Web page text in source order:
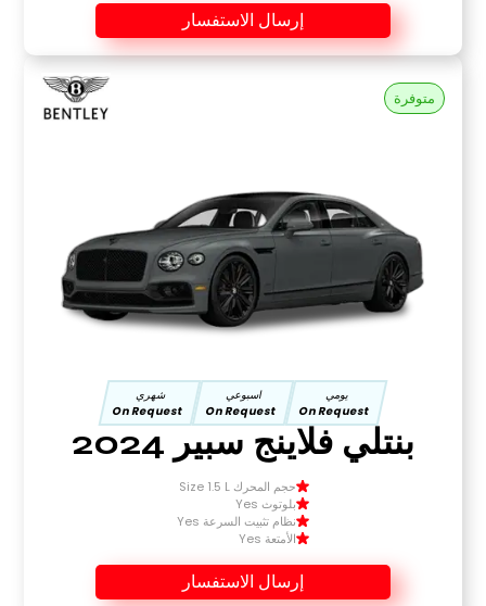
إرسال الاستفسار
متوفرة
يومي
On Request
اسبوعي
On Request
شهري
On Request
بنتلي فلاينج سبير 2024
حجم المحرك Size 1.5 L
بلوتوث Yes
نظام تثبيت السرعة Yes
الأمتعة Yes
إرسال الاستفسار